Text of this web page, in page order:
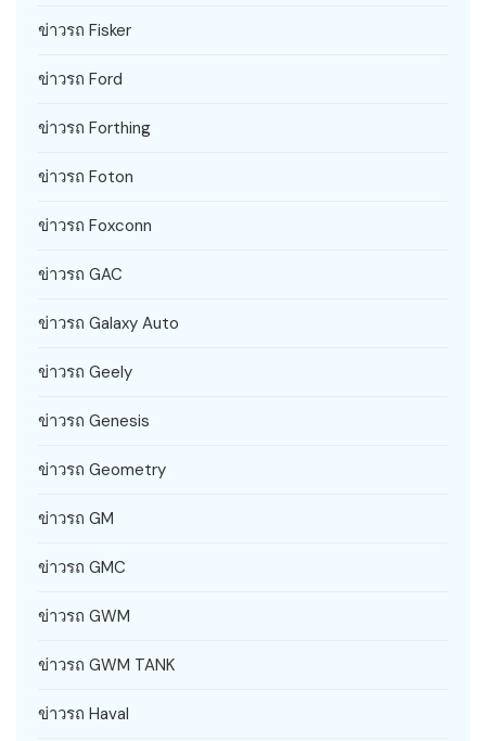
ข่าวรถ Fisker
ข่าวรถ Ford
ข่าวรถ Forthing
ข่าวรถ Foton
ข่าวรถ Foxconn
ข่าวรถ GAC
ข่าวรถ Galaxy Auto
ข่าวรถ Geely
ข่าวรถ Genesis
ข่าวรถ Geometry
ข่าวรถ GM
ข่าวรถ GMC
ข่าวรถ GWM
ข่าวรถ GWM TANK
ข่าวรถ Haval